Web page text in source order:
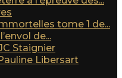
tome 1 de...
de...
Staignier
Libersart